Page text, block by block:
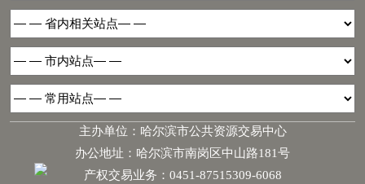
主办单位：哈尔滨市公共资源交易中心
办公地址：哈尔滨市南岗区中山路181号
产权交易业务：0451-87515309-6068